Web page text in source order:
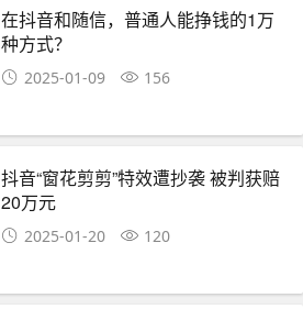
在抖音和随信，普通人能挣钱的1万
种方式？
2025-01-09 156
抖音“窗花剪剪”特效遭抄袭 被判获赔
20万元
2025-01-20 120